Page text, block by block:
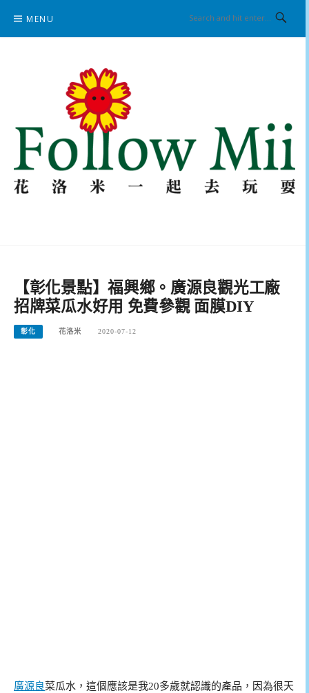
content
MENU
【彰化景點】福興鄉。廣源良觀光工廠
招牌菜瓜水好用 免費參觀 面膜DIY
彰化 花洛米 2020-07-12
廣源良菜瓜水，這個應該是我20多歲就認識的產品，因為很天